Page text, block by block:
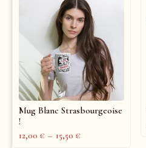
Mug Blanc Strasbourgeoise
!
12,00 € – 15,50 €